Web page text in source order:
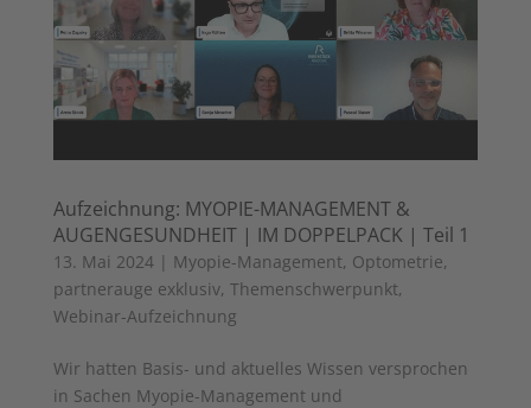
Aufzeichnung: MYOPIE-MANAGEMENT &
AUGENGESUNDHEIT | IM DOPPELPACK | Teil 1
13. Mai 2024| Myopie-Management, Optometrie,
partnerauge exklusiv, Themenschwerpunkt,
Webinar-Aufzeichnung
Wir hatten Basis- und aktuelles Wissen versprochen
in Sachen Myopie-Management und